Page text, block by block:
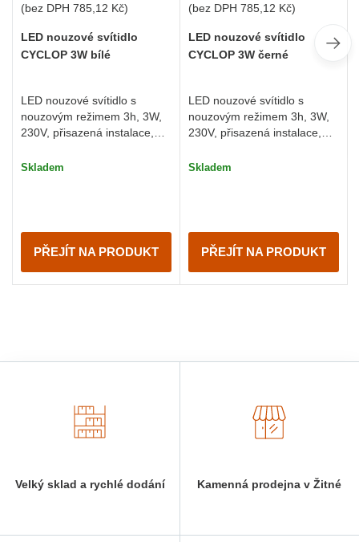
(bez DPH 785,12 Kč)
LED nouzové svítidlo
CYCLOP 3W bílé
LED nouzové svítidlo s
nouzovým režimem 3h, 3W,
230V, přisazená instalace,
Skladem
PŘEJÍT NA PRODUKT
(bez DPH 785,12 Kč)
LED nouzové svítidlo
CYCLOP 3W černé
LED nouzové svítidlo s
nouzovým režimem 3h, 3W,
230V, přisazená instalace,
Skladem
PŘEJÍT NA PRODUKT
Velký sklad a rychlé dodání Kamenná prodejna v Žitné